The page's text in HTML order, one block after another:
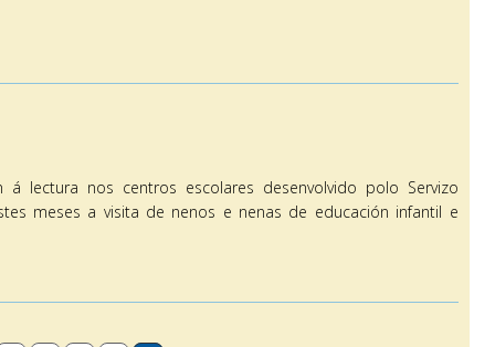
lectura nos centros escolares desenvolvido polo Servizo
meses a visita de nenos e nenas de educación infantil e